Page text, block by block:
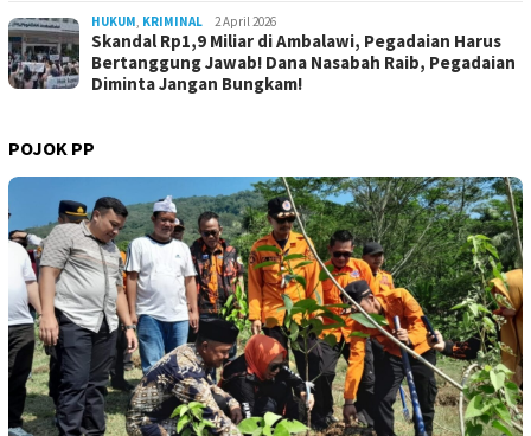
HUKUM, KRIMINAL 2 April 2026
Skandal Rp1,9 Miliar di Ambalawi, Pegadaian Harus
Bertanggung Jawab! Dana Nasabah Raib, Pegadaian
Diminta Jangan Bungkam!
POJOK PP